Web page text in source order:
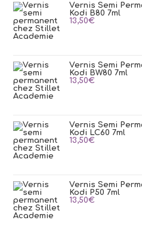
Vernis Semi
Kodi B80 7ml
13,50€
Vernis Semi
Kodi BW80 7ml
13,50€
Vernis Semi
Kodi LC60 7ml
13,50€
Vernis Semi
Kodi P50 7ml
13,50€